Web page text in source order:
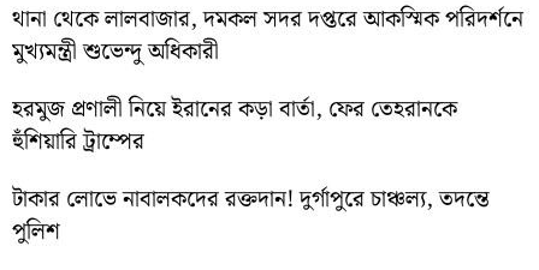
থানা থেকে লালবাজার, দমকল সদর দপ্তরে আকস্মিক পরিদর্শনে
মুখ্যমন্ত্রী শুভেন্দু অধিকারী
হরমুজ প্রণালী নিয়ে ইরানের কড়া বার্তা, ফের তেহরানকে
হুঁশিয়ারি ট্রাম্পের
টাকার লোভে নাবালকদের রক্তদান! দুর্গাপুরে চাঞ্চল্য, তদন্তে
পুলিশ